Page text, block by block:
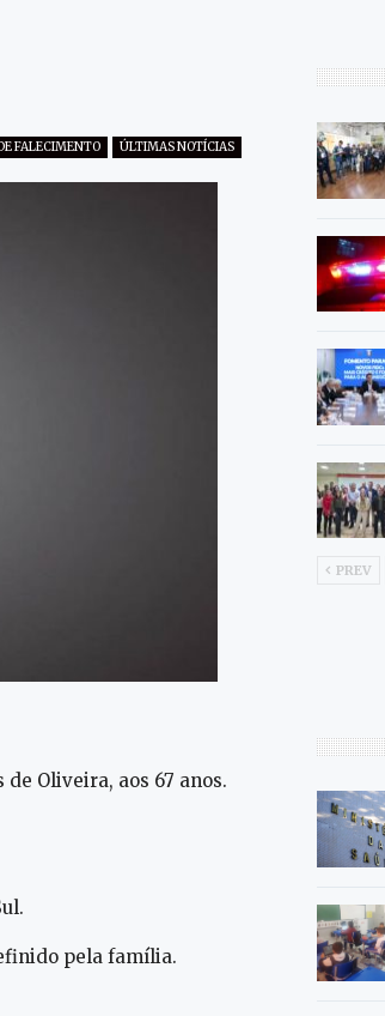
FALECIMENTO ÚLTIMAS NOTÍCIAS
Oliveira, aos 67 anos.
pela família.
PREV